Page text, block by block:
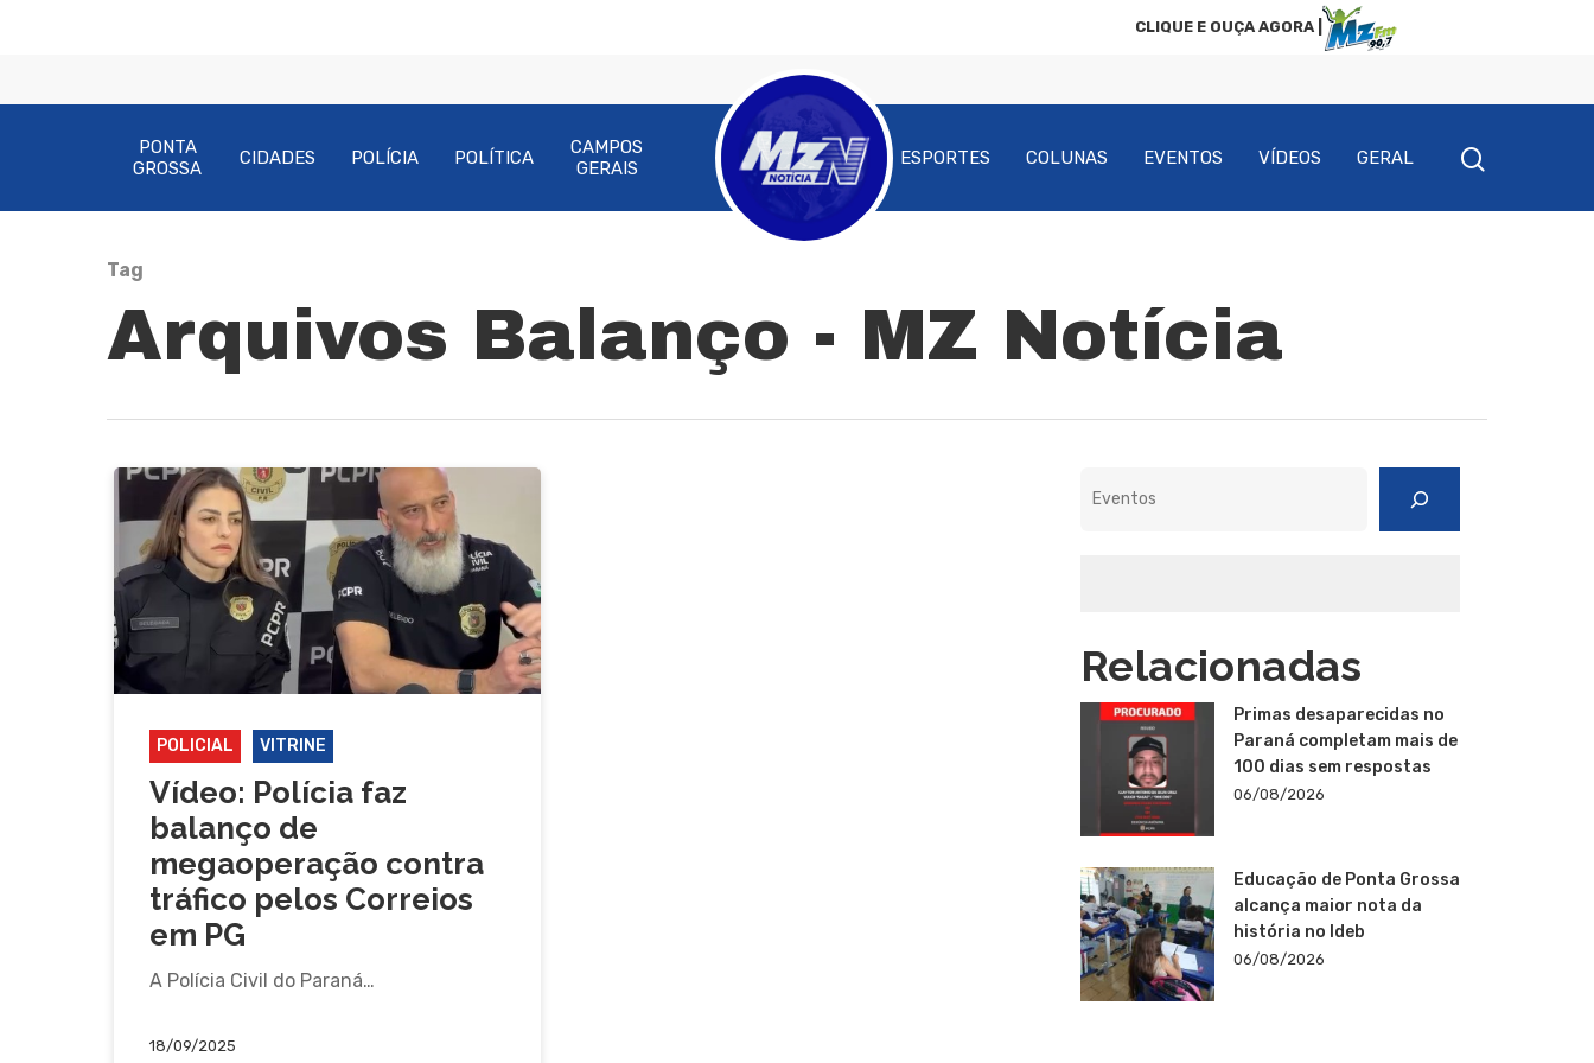
CLIQUE E OUÇA AGORA |
PONTA
GROSSA
CIDADES POLÍCIA POLÍTICA
CAMPOS
GERAIS
ESPORTES COLUNAS EVENTOS VÍDEOS GERAL
Tag
Arquivos Balanço - MZ Notícia
POLICIAL VITRINE
Vídeo: Polícia faz
balanço de
megaoperação contra
tráfico pelos Correios
em PG
A Polícia Civil do Paraná…
18/09/2025
Relacionadas
Primas desaparecidas no
Paraná completam mais de
100 dias sem respostas
06/08/2026
Educação de Ponta Grossa
alcança maior nota da
história no Ideb
06/08/2026